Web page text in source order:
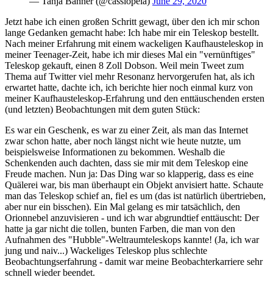
Jetzt habe ich einen großen Schritt gewagt, über den ich mir schon
lange Gedanken gemacht habe: Ich habe mir ein Teleskop bestellt.
Nach meiner Erfahrung mit einem wackeligen Kaufhausteleskop in
meiner Teenager-Zeit, habe ich mir dieses Mal ein "vernünftiges"
Teleskop gekauft, einen 8 Zoll Dobson. Weil mein Tweet zum
Thema auf Twitter viel mehr Resonanz hervorgerufen hat, als ich
erwartet hatte, dachte ich, ich berichte hier noch einmal kurz von
meiner Kaufhausteleskop-Erfahrung und den enttäuschenden ersten
(und letzten) Beobachtungen mit dem guten Stück:
Es war ein Geschenk, es war zu einer Zeit, als man das Internet
zwar schon hatte, aber noch längst nicht wie heute nutzte, um
beispielsweise Informationen zu bekommen. Weshalb die
Schenkenden auch dachten, dass sie mir mit dem Teleskop eine
Freude machen. Nun ja: Das Ding war so klapperig, dass es eine
Quälerei war, bis man überhaupt ein Objekt anvisiert hatte. Schaute
man das Teleskop schief an, fiel es um (das ist natürlich übertrieben,
aber nur ein bisschen). Ein Mal gelang es mir tatsächlich, den
Orionnebel anzuvisieren - und ich war abgrundtief enttäuscht: Der
hatte ja gar nicht die tollen, bunten Farben, die man von den
Aufnahmen des "Hubble"-Weltraumteleskops kannte! (Ja, ich war
jung und naiv...) Wackeliges Teleskop plus schlechte
Beobachtungserfahrung - damit war meine Beobachterkarriere sehr
schnell wieder beendet.